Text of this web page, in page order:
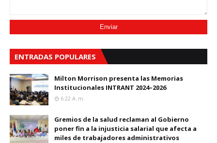
ENTRADAS POPULARES
Milton Morrison presenta las Memorias
Institucionales INTRANT 2024–2026
6:22 A. M.
Gremios de la salud reclaman al Gobierno
poner fin a la injusticia salarial que afecta a
miles de trabajadores administrativos